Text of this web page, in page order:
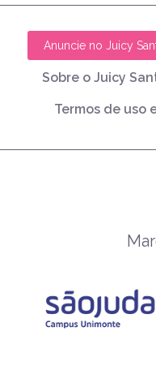
Anuncie no Juicy
Sobre o Juicy
Termos de uso